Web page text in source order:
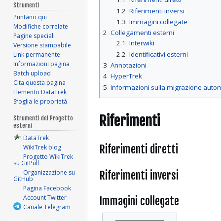
1.2 Riferimenti inversi
1.3 Immagini collegate
2 Collegamenti esterni
2.1 Interwiki
2.2 Identificativi esterni
3 Annotazioni
4 HyperTrek
5 Informazioni sulla migrazione
Riferimenti
Riferimenti diretti
Riferimenti inversi
Immagini collegate
Strumenti
Puntano qui
Modifiche correlate
Pagine speciali
Versione stampabile
Link permanente
Informazioni pagina
Batch upload
Cita questa pagina
Elemento DataTrek
Sfoglia le proprietà
Strumenti del Progetto
esterni
DataTrek
WikiTrek blog
Progetto WikiTrek
su GitPull
Organizzazione su
GitHub
Pagina Facebook
Account Twitter
Canale Telegram